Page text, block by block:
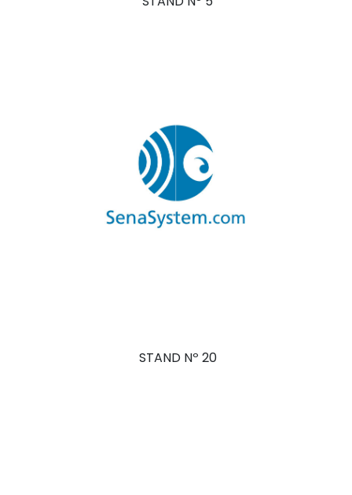
STAND Nº 20